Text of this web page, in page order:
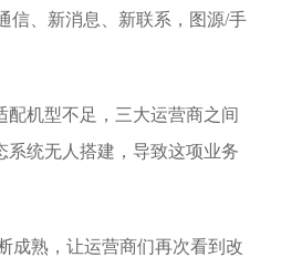
信、新消息、新联系，图源/手
配机型不足，三大运营商之间
系统无人搭建，导致这项业务
成熟，让运营商们再次看到改